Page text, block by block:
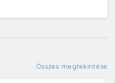
Összes megtekintése